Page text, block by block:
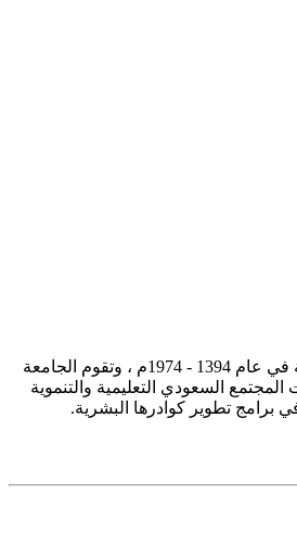
تأسست جامعة الإمام محمد بن سعود الإسلامية ممثلة في كلية الشريعة في سنة 1373هـ 1953م، وتطورت منذ ذلك الحين بصورة جذرية حتى أصبحت جامعة في عام 1394 - 1974م ، وتقوم الجامعة
السعودي التعليمية والتنموية
برامج تطوير كوادرها البشرية.